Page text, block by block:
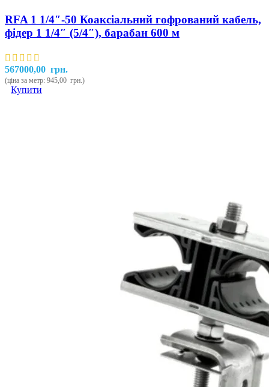
RFA 1 1/4″-50 Коаксіальний гофрований кабель,
фідер 1 1/4″ (5/4″), барабан 600 м
567000,00 грн.
(ціна за метр: 945,00 грн. )
Купити